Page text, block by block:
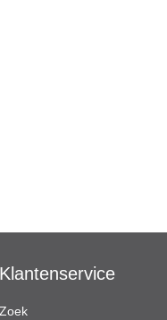
Klantenservice
Zoek